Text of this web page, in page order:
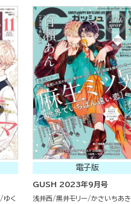
ゆく
電子版
GUSH 2023年9月号
浅井西 黒井モリー かさいちあき